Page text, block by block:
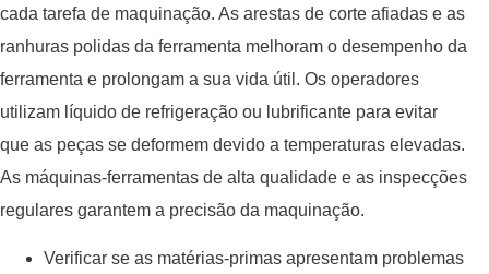
cada tarefa de maquinação. As arestas de corte afiadas e as
ranhuras polidas da ferramenta melhoram o desempenho da
ferramenta e prolongam a sua vida útil. Os operadores
utilizam líquido de refrigeração ou lubrificante para evitar
que as peças se deformem devido a temperaturas elevadas.
As máquinas-ferramentas de alta qualidade e as inspecções
regulares garantem a precisão da maquinação.
Verificar se as matérias-primas apresentam problemas